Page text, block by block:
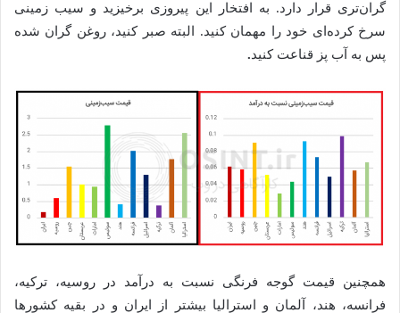
گران‌تری قرار دارد. به افتخار این پیروزی برخیزید و سیب زمینی
سرخ کرده‌ای خود را مهمان کنید. البته صبر کنید، روغن گران شده
پس به آب پز قناعت کنید.
همچنین قیمت گوجه فرنگی نسبت به درآمد در روسیه، ترکیه،
فرانسه، هند، آلمان و استرالیا بیشتر از ایران و در بقیه کشورها